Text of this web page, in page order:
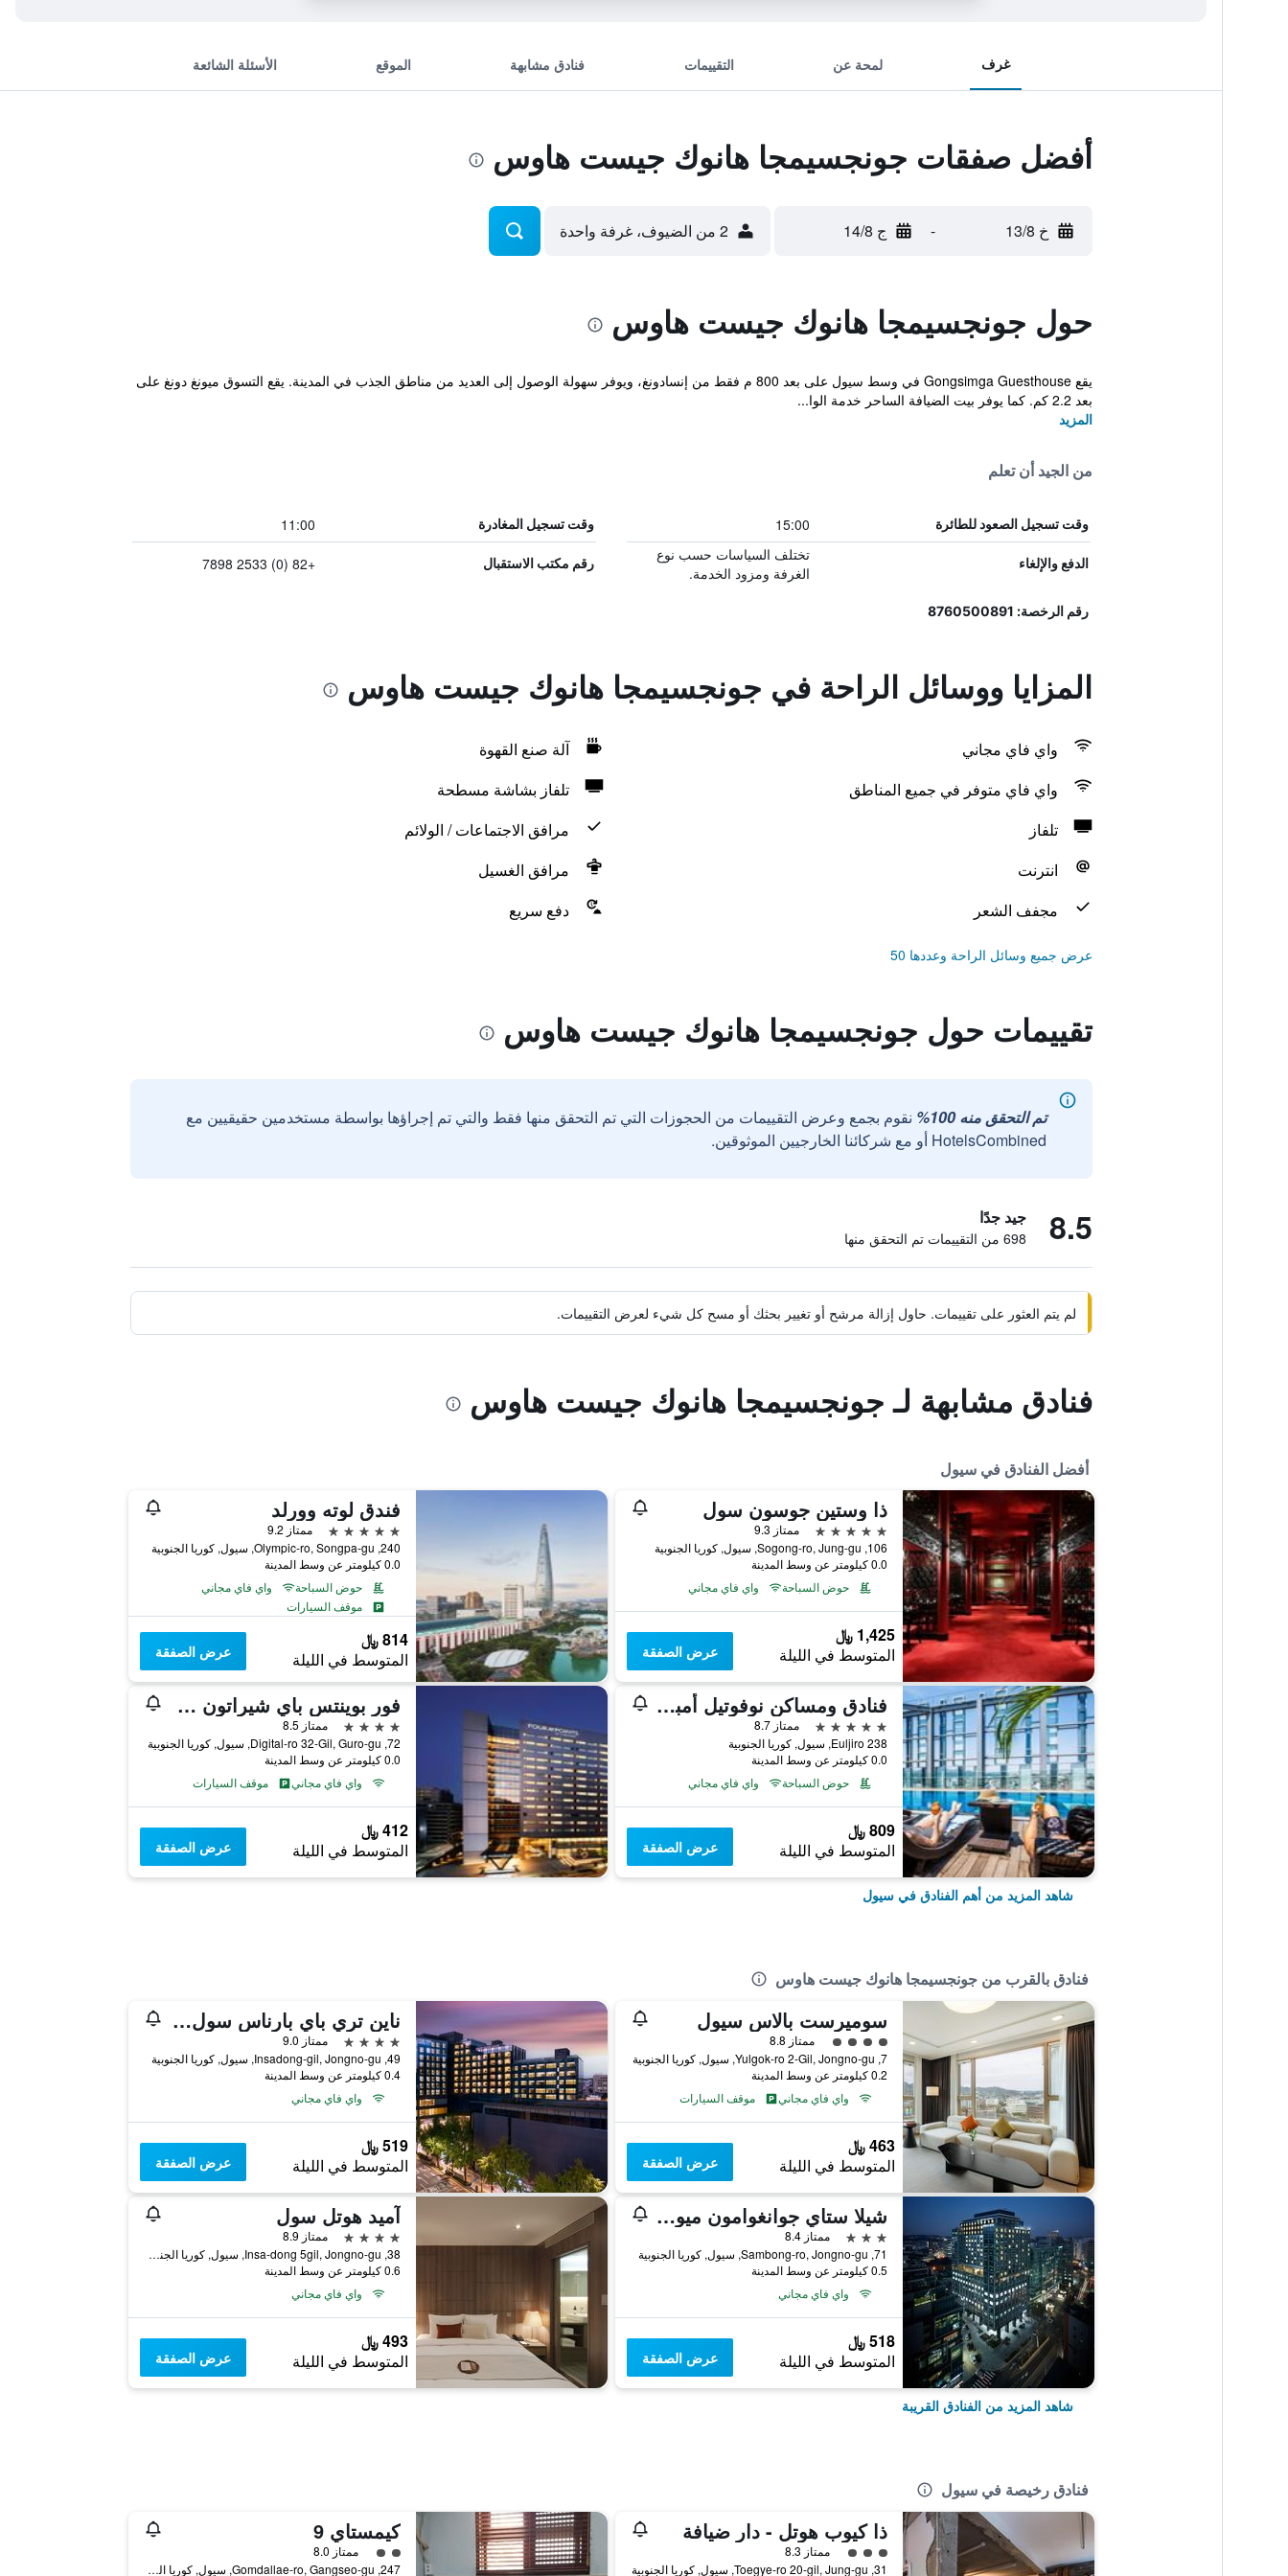
غرف لمحة عن التقييمات فنادق مشابهة الموقع الأسئلة الشائعة
أفضل صفقات جونجسيمجا هانوك جيست هاوس
خ 13/8 - ج 14/8 2 من الضيوف، غرفة واحدة
حول جونجسيمجا هانوك جيست هاوس
يقع Gongsimga Guesthouse في وسط سيول على بعد 800 م فقط من إنسادونغ، ويوفر سهولة الوصول إلى العديد من مناطق الجذب في المدينة. يقع التسوق ميونغ دونغ على
بعد 2.2 كم. كما يوفر بيت الضيافة الساحر خدمة الوا...
المزيد
من الجيد أن تعلم
وقت تسجيل الصعود للطائرة 15:00 وقت تسجيل المغادرة 11:00
الدفع والإلغاء
تختلف السياسات حسب نوع
الغرفة ومزود الخدمة.
رقم مكتب الاستقبال +82 (0) 2533 7898
رقم الرخصة: 8760500891
المزايا ووسائل الراحة في جونجسيمجا هانوك جيست هاوس
واي فاي مجاني
آلة صنع القهوة
واي فاي متوفر في جميع المناطق
تلفاز بشاشة مسطحة
تلفاز
مرافق الاجتماعات / الولائم
انترنت
مرافق الغسيل
مجفف الشعر
دفع سريع
عرض جميع وسائل الراحة وعددها 50
تقييمات حول جونجسيمجا هانوك جيست هاوس
تم التحقق منه 100%
نقوم بجمع وعرض التقييمات من الحجوزات التي تم التحقق منها فقط والتي تم إجراؤها بواسطة مستخدمين حقيقيين مع
HotelsCombined أو مع شركائنا الخارجيين الموثوقين.
8.5 جيد جدًا
698 من التقييمات تم التحقق منها
لم يتم العثور على تقييمات. حاول إزالة مرشح أو تغيير بحثك أو مسح كل شيء لعرض التقييمات.
فنادق مشابهة لـ جونجسيمجا هانوك جيست هاوس
أفضل الفنادق في سيول
ذا وستين جوسون سول
5 نجوم
ممتاز 9.3
106, Sogong-ro, Jung-gu, سيول, كوريا الجنوبية
0.0 كيلومتر عن وسط المدينة
حوض السباحة
واي فاي مجاني
1,425 ﷼
المتوسط في الليلة عرض الصفقة
فندق لوته وورلد
5 نجوم
ممتاز 9.2
240, Olympic-ro, Songpa-gu, سيول, كوريا الجنوبية
0.0 كيلومتر عن وسط المدينة
حوض السباحة
واي فاي مجاني
موقف السيارات
814 ﷼
المتوسط في الليلة عرض الصفقة
فنادق ومساكن نوفوتيل أمباسادور سيول دونغديمون
5 نجوم
ممتاز 8.7
238 Euljiro, سيول, كوريا الجنوبية
0.0 كيلومتر عن وسط المدينة
حوض السباحة
واي فاي مجاني
809 ﷼
المتوسط في الليلة عرض الصفقة
فور بوينتس باي شيراتون سول، جورو
4 نجوم
ممتاز 8.5
72, Digital-ro 32-Gil, Guro-gu, سيول, كوريا الجنوبية
0.0 كيلومتر عن وسط المدينة
واي فاي مجاني
موقف السيارات
412 ﷼
المتوسط في الليلة عرض الصفقة
شاهد المزيد من أهم الفنادق في سيول
فنادق بالقرب من جونجسيمجا هانوك جيست هاوس
سوميرست بالاس سيول
تقييم فئة 4
ممتاز 8.8
7, Yulgok-ro 2-Gil, Jongno-gu, سيول, كوريا الجنوبية
0.2 كيلومتر عن وسط المدينة
واي فاي مجاني
موقف السيارات
463 ﷼
المتوسط في الليلة عرض الصفقة
ناين تري باي بارناس سول إنسادونج
4 نجوم
ممتاز 9.0
49, Insadong-gil, Jongno-gu, سيول, كوريا الجنوبية
0.4 كيلومتر عن وسط المدينة
واي فاي مجاني
519 ﷼
المتوسط في الليلة عرض الصفقة
شيلا ستاي جوانغوامون ميونجدونج
3 نجوم
ممتاز 8.4
71, Sambong-ro, Jongno-gu, سيول, كوريا الجنوبية
0.5 كيلومتر عن وسط المدينة
واي فاي مجاني
518 ﷼
المتوسط في الليلة عرض الصفقة
آميد هوتل سول
4 نجوم
ممتاز 8.9
38, Insa-dong 5gil, Jongno-gu, سيول, كوريا الجنوبية
0.6 كيلومتر عن وسط المدينة
واي فاي مجاني
493 ﷼
المتوسط في الليلة عرض الصفقة
شاهد المزيد من الفنادق القريبة
فنادق رخيصة في سيول
ذا كيوب هوتل - دار ضيافة
تقييم فئة 3ممتاز 8.3
31, Toegye-ro 20-gil, Jung-gu, سيول, كوريا الجنوبية
كيمستاي 9
تقييم فئة 2
ممتاز 8.0
247, Gomdallae-ro, Gangseo-gu, سيول, كوريا الجنوبية